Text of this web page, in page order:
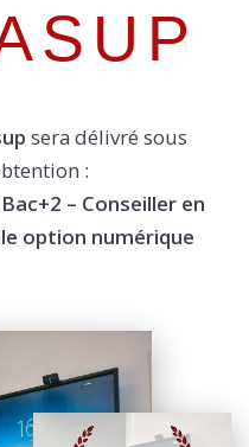
sera délivré sous
:
– Conseiller en
option numérique